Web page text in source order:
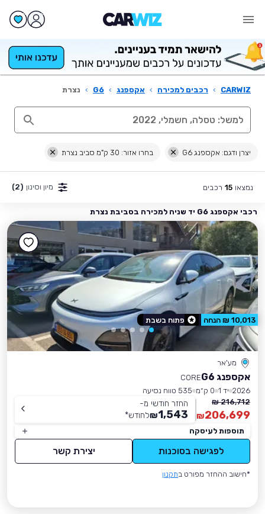
CARWIZ
› רכבים למכירה › אקספנג ›
G6
› נצרת
יצרן ודגם: אקספנג G6 בחרו אזור: 30 ק"מ סביב נצרת
נמצאו 15 רכבים מיון וסינון (2)
רכבי אקספנג G6 יד שניה למכירה בסביבת נצרת
מע'אר
אקספנג G6
CORE
2026 יד 1 0 ק״מ
535 טווח נסיעה
216,712 ₪
206,699
₪
החזר חודשי מ-
1,543
₪לחודש*
תוספות לעיסקה
לפגישה בסוכנות יצירת קשר
*חישוב ההחזר מפורט בתקנון
10,013 ₪ הנחה פתוח בשבת